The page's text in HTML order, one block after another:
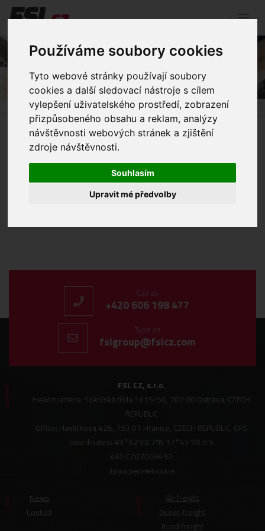
Používáme soubory cookies
Tyto webové stránky používají soubory
cookies a další sledovací nástroje s cílem
vylepšení uživatelského prostředí, zobrazení
přizpůsobeného obsahu a reklam, analýzy
návštěvnosti webových stránek a zjištění
zdroje návštěvnosti.
Souhlasím
Upravit mé předvolby
Media FSL
Call us
+420 606 198 477
Type us
fslgroup@fslcz.com
COMPANY
FSL CZ, s.r.o.
Headquarters: Sokolská třída 1615/50, 702 00 Ostrava, CZECH
REPUBLIC
Office: Havlíčkova 426, 753 01 Hranice, CZECH REPUBLIC, GPS
coordinates: 49°32'30.7"N 17°43'50.5"E
VAT: CZ07068492
Úprava předvoleb cookies
LINKS
News
Contact
SEVICES
Air freight
Ocean freight
Road freight